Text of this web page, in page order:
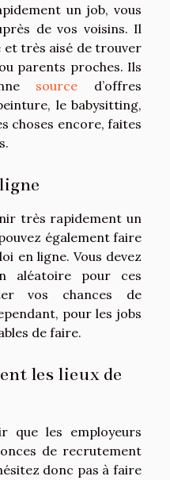
un job, vous
de vos voisins. Il
et très aisé de trouver
parents proches. Ils
source d’offres
le babysitting,
choses encore, faites
très rapidement un
également faire
en ligne. Vous devez
aléatoire pour ces
vos chances de
pour les jobs
de faire.
les lieux de
que les employeurs
de recrutement
donc pas à faire